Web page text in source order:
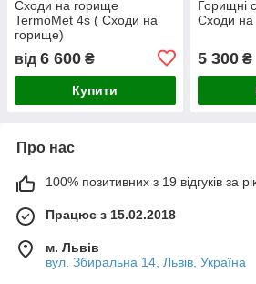
Сходи на горище
TermoMet 4s ( Сходи на
горище)
від 6 600 ₴
Купити
Горищні
Сходи
5 300₴
Про нас
100% позитивних з 19 відгуків за
Працює з 15.02.2018
м. Львів
вул. Збиральна 14, Львів, Україна